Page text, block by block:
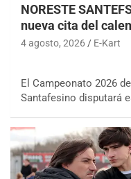
NORESTE
nueva cita del
4 agosto, 2026 E-Kart
El Campeonato 2026
Santafesino disputará